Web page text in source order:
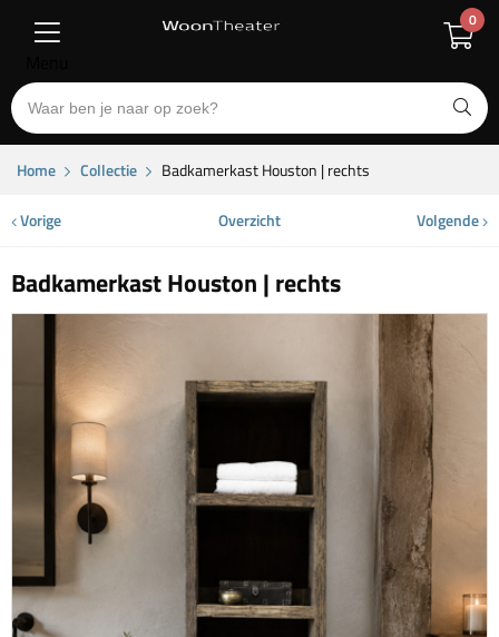
0
Home Collectie Badkamerkast Houston | rechts
Vorige Overzicht Volgende
Badkamerkast Houston | rechts